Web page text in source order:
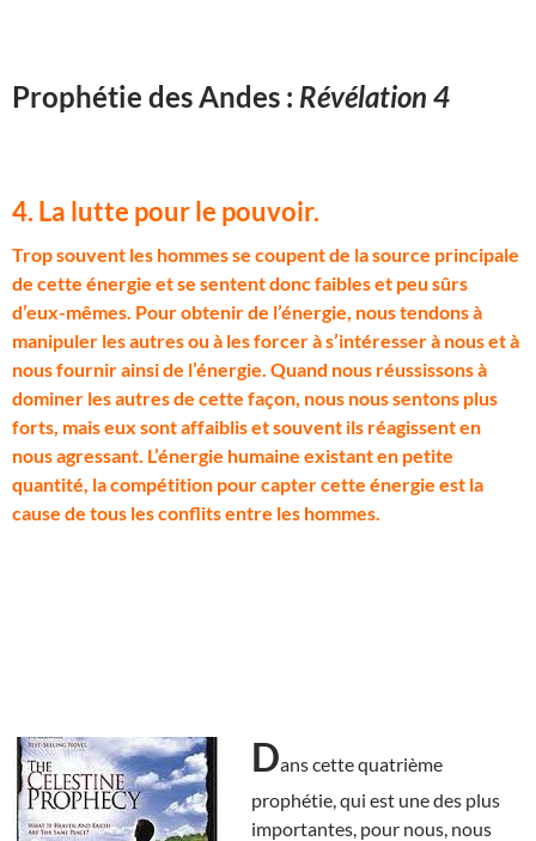
Prophétie des Andes : Révélation 4
4. La lutte pour le pouvoir.
Trop souvent les hommes se coupent de la source principale
de cette énergie et se sentent donc faibles et peu sûrs
d’eux-mêmes. Pour obtenir de l’énergie, nous tendons à
manipuler les autres ou à les forcer à s’intéresser à nous et à
nous fournir ainsi de l’énergie. Quand nous réussissons à
dominer les autres de cette façon, nous nous sentons plus
forts, mais eux sont affaiblis et souvent ils réagissent en
nous agressant. L’énergie humaine existant en petite
quantité, la compétition pour capter cette énergie est la
cause de tous les conflits entre les hommes.
Dans cette quatrième
prophétie, qui est une des plus
importantes, pour nous, nous